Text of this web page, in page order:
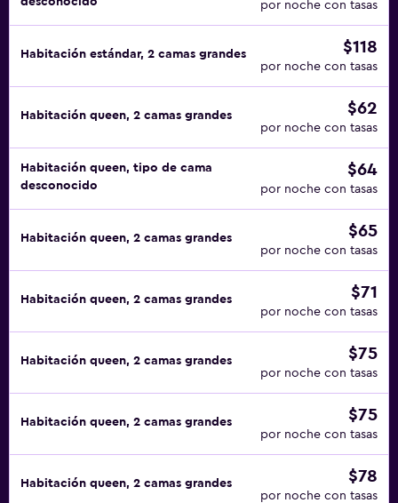
por noche con tasas
Habitación estándar, 2 camas grandes $118
por noche con tasas
Habitación queen, 2 camas grandes $62
por noche con tasas
Habitación queen, tipo de cama
desconocido
$64
por noche con tasas
Habitación queen, 2 camas grandes $65
por noche con tasas
Habitación queen, 2 camas grandes $71
por noche con tasas
Habitación queen, 2 camas grandes $75
por noche con tasas
Habitación queen, 2 camas grandes $75
por noche con tasas
Habitación queen, 2 camas grandes $78
por noche con tasas